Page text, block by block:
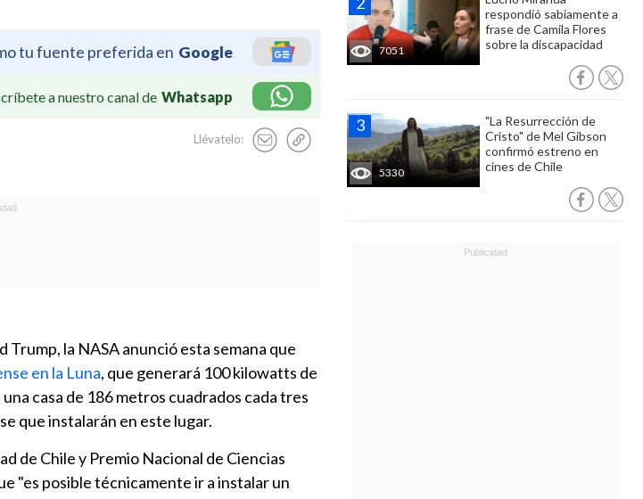
tu fuente preferida en Google
a nuestro canal de Whatsapp
Llévatelo:
7051
respondió sabiamente a
frase de Camila Flores
sobre la discapacidad
5330
"La Resurrección de
Cristo" de Mel Gibson
confirmó estreno en
cines de Chile
la NASA anunció esta semana que
en la Luna, que generará 100 kilowatts de
casa de 186 metros cuadrados cada tres
que instalarán en este lugar.
de Chile y Premio Nacional de Ciencias
"es posible técnicamente ir a instalar un